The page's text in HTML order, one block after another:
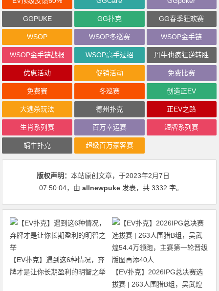
GGPUKE GG扑克 GG春季狂欢赛
WSOP WSOP冬巡赛 WSOP金手链
WSOP金手链战报 WSOP高手过招 丹牛也疯狂逆转胜
优惠活动 促销活动 免费比赛
免费赛 冬巡赛 创造正EV
大逃杀玩法 德州扑克 正EV之路
生肖系列赛 百万幸运赛 短牌系列赛
蜗牛扑克 超级百万豪客赛
版权声明：本站原创文章，于2023年2月7日
07:50:04，由allnewpuke 发表，共 3332 字。
【EV扑克】遇到这6种情况，弃
牌才是让你长期盈利的明智之举
【EV扑克】2026IPG总决赛选
拔赛 | 263人围猎B组，吴武煌